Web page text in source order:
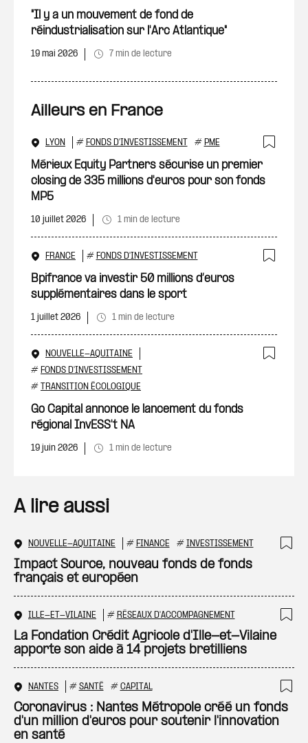
"Il y a un mouvement de fond de
réindustrialisation sur l'Arc Atlantique"
19 mai 2026 7 min de lecture
Ailleurs en France
LYON # FONDS D'INVESTISSEMENT # PME
Mérieux Equity Partners sécurise un premier
closing de 335 millions d'euros pour son fonds
MP5
10 juillet 2026 1 min de lecture
FRANCE # FONDS D'INVESTISSEMENT
Bpifrance va investir 50 millions d’euros
supplémentaires dans le sport
1 juillet 2026 1 min de lecture
NOUVELLE-AQUITAINE
# FONDS D'INVESTISSEMENT
# TRANSITION ÉCOLOGIQUE
Go Capital annonce le lancement du fonds
régional InvESS't NA
19 juin 2026 1 min de lecture
A lire aussi
NOUVELLE-AQUITAINE # FINANCE # INVESTISSEMENT
Impact Source, nouveau fonds de fonds
français et européen
ILLE-ET-VILAINE # RÉSEAUX D'ACCOMPAGNEMENT
La Fondation Crédit Agricole d'Ille-et-Vilaine
apporte son aide à 14 projets bretilliens
NANTES # SANTÉ # CAPITAL
Coronavirus : Nantes Métropole créé un fonds
d'un million d'euros pour soutenir l'innovation
en santé